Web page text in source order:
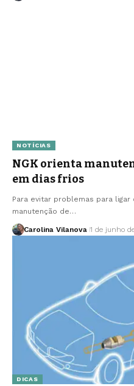
NOTÍCIAS
NGK orienta
em dias frios
Para evitar problemas para ligar
manutenção de…
Carolina Vilanova 1 de junho
DICAS